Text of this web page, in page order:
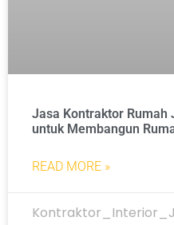
Jasa Kontraktor Rumah
untuk Membangun
READ MORE »